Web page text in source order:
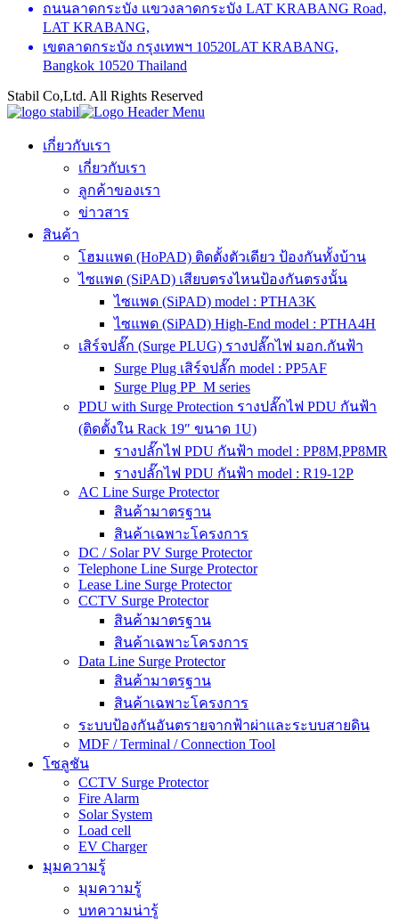
ถนนลาดกระบัง แขวงลาดกระบัง LAT KRABANG Road,
LAT KRABANG,
เขตลาดกระบัง กรุงเทพฯ 10520LAT KRABANG,
Bangkok 10520 Thailand
Stabil Co,Ltd. All Rights Reserved
เกี่ยวกับเรา
เกี่ยวกับเรา
ลูกค้าของเรา
ข่าวสาร
สินค้า
โฮมแพด (HoPAD) ติดตั้งตัวเดียว ป้องกันทั้งบ้าน
ไซแพด (SiPAD) เสียบตรงไหนป้องกันตรงนั้น
ไซแพด (SiPAD) model : PTHA3K
ไซแพด (SiPAD) High-End model : PTHA4H
เสิร์จปลั๊ก (Surge PLUG) รางปลั๊กไฟ มอก.กันฟ้า
Surge Plug เสิร์จปลั๊ก model : PP5AF
Surge Plug PP_M series
PDU with Surge Protection รางปลั๊กไฟ PDU กันฟ้า
(ติดตั้งใน Rack 19″ ขนาด 1U)
รางปลั๊กไฟ PDU กันฟ้า model : PP8M,PP8MR
รางปลั๊กไฟ PDU กันฟ้า model : R19-12P
AC Line Surge Protector
สินค้ามาตรฐาน
สินค้าเฉพาะโครงการ
DC / Solar PV Surge Protector
Telephone Line Surge Protector
Lease Line Surge Protector
CCTV Surge Protector
สินค้ามาตรฐาน
สินค้าเฉพาะโครงการ
Data Line Surge Protector
สินค้ามาตรฐาน
สินค้าเฉพาะโครงการ
ระบบป้องกันอันตรายจากฟ้าผ่าและระบบสายดิน
MDF / Terminal / Connection Tool
โซลูชัน
CCTV Surge Protector
Fire Alarm
Solar System
Load cell
EV Charger
มุมความรู้
มุมความรู้
บทความน่ารู้